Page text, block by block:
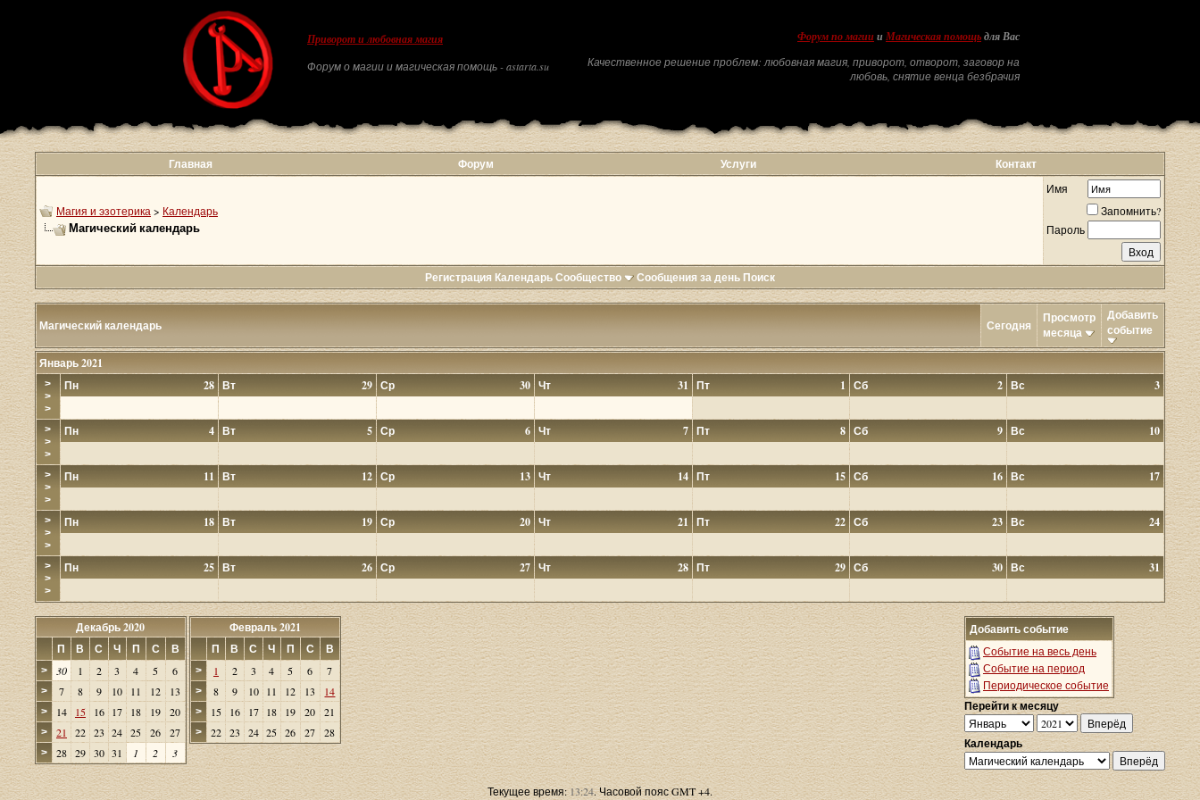
Приворот и любовная магия
Форум о магии и магическая помощь - astarta.su
Форум по магии и Магическая помощь для Вас
Качественное решение проблем: любовная магия, приворот, отворот, заговор на
любовь, снятие венца безбрачия
Главная Форум Услуги Контакт
Магия и эзотерика > Календарь
Магический календарь
Имя
Запомнить?
Пароль
Регистрация КалендарьСообщество Сообщения за день Поиск
Магический календарь Сегодня
Просмотр
месяца
Добавить
событие
Январь 2021
>
>
>
28
Пн 29
Вт 30
Ср 31
Чт 1
Пт 2
Сб 3
Вс
>
>
>
4
Пн 5
Вт 6
Ср 7
Чт 8
Пт 9
Сб 10
Вс
>
>
>
11
Пн 12
Вт 13
Ср 14
Чт 15
Пт 16
Сб 17
Вс
>
>
>
18
Пн 19
Вт 20
Ср 21
Чт 22
Пт 23
Сб 24
Вс
>
>
>
25
Пн 26
Вт 27
Ср 28
Чт 29
Пт 30
Сб 31
Вс
Декабрь 2020
П
В С Ч П С В
> 30 1 2 3 4 5 6
> 7 8 9 10 11 12 13
> 14 15 16 17 18 19 20
> 21 22 23 24 25 26 27
> 28 29 30 31 1 2 3
Февраль 2021
П
В С Ч П С В
> 1 2 3 4 5 6 7
> 8 9 10 11 12 13 14
> 15 16 17 18 19 20 21
> 22 23 24 25 26 27 28
Добавить событие
Событие на весь день
Событие на период
Периодическое событие
Перейти к месяцу
Календарь
Текущее время:13:24. Часовой пояс GMT +4.